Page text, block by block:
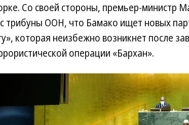
Со своей стороны, премьер-министр
трибуны ООН, что Бамако ищет новых
которая неизбежно возникнет после
операции «Бархан».